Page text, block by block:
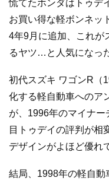
慌てたホンダはトゥデ
お買い得な軽ボンネッ
4年9月に追加、これが
るヤツ…と人気になっ
初代スズキ ワゴンR（
化する軽自動車へのア
が、1996年のマイナー
目トゥデイの評判が相
デザインがよほど優れ
結局、1998年の軽自動